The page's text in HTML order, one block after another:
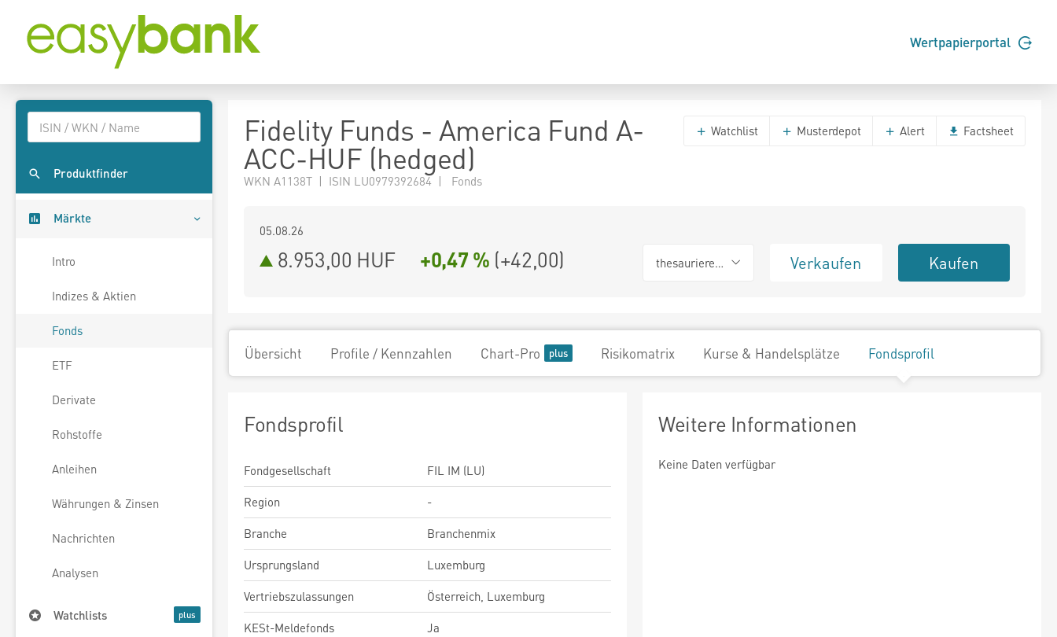
Wertpapierportal
Produktfinder
Märkte
Intro
Indizes & Aktien
Fonds
ETF
Derivate
Rohstoffe
Anleihen
Währungen & Zinsen
Nachrichten
Analysen
Watchlists
Fidelity Funds - America Fund A-
ACC-HUF (hedged)
WKN A1138T | ISIN LU0979392684 | Fonds
Watchlist Musterdepot Alert Factsheet
05.08.26
8.953,00 HUF +0,47 % (+42,00) thesaurierend Verkaufen Kaufen
Übersicht Profile / Kennzahlen Chart-Pro Risikomatrix Kurse & Handelsplätze Fondsprofil
Fondsprofil
Fondgesellschaft
FIL IM (LU)
Region
-
Branche
Branchenmix
Ursprungsland
Luxemburg
Vertriebszulassungen
Österreich, Luxemburg
KESt-Meldefonds
Ja
Weitere Informationen
Keine Daten verfügbar